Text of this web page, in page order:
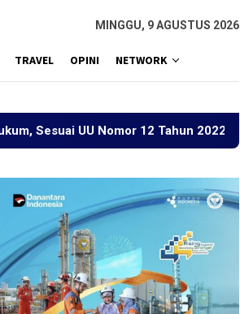
MINGGU, 9 AGUSTUS 2026
TRAVEL OPINI NETWORK
Nomor 12 Tahun 2022 Tentang TPKS